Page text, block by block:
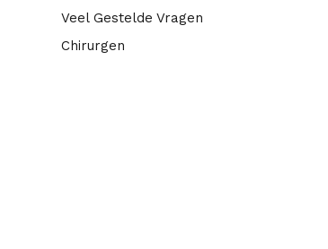
Veel Gestelde Vragen
Chirurgen